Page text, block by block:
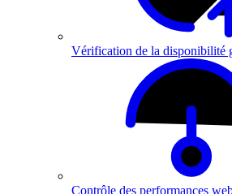
Vérification de la disponibilité
Contrôle des performances